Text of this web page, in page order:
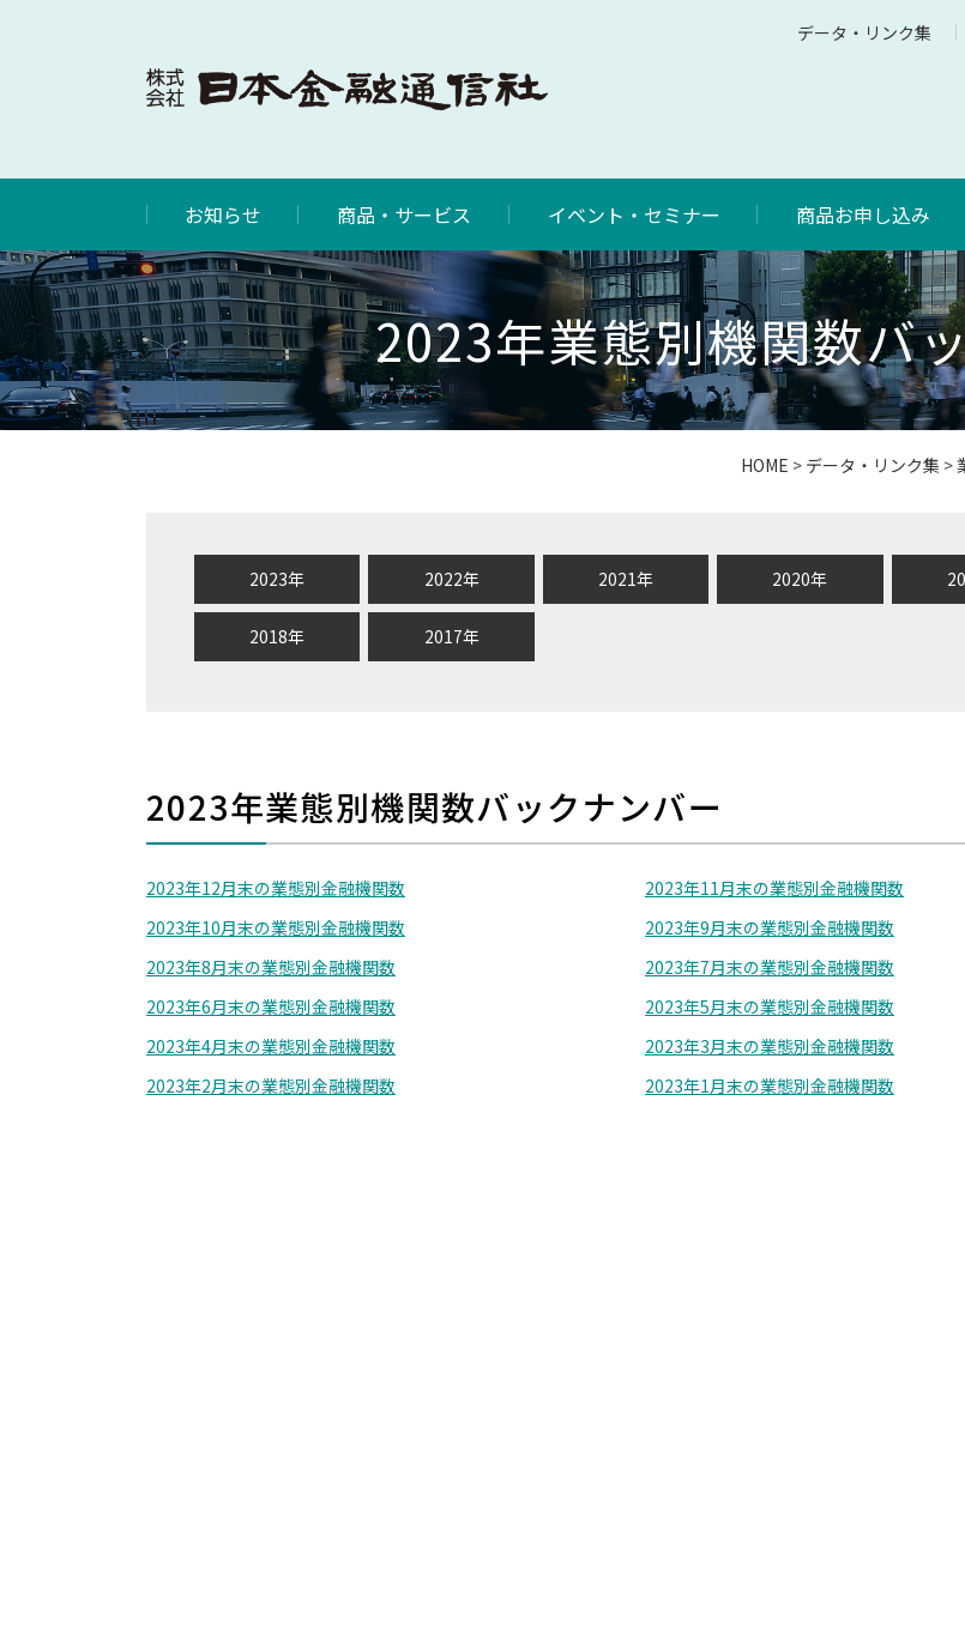
データ・リンク集
お知らせ 商品・サービス イベント・セミナー 商品お申し込み
2023年業態別機関数バ
HOME > データ・リンク集 >
2023年 2022年 2021年 2020年
2018年 2017年
2023年業態別機関数バックナンバー
2023年12月末の業態別金融機関数
2023年11月末の業態別金融機関数
2023年10月末の業態別金融機関数
2023年9月末の業態別金融機関数
2023年8月末の業態別金融機関数
2023年7月末の業態別金融機関数
2023年6月末の業態別金融機関数
2023年5月末の業態別金融機関数
2023年4月末の業態別金融機関数
2023年3月末の業態別金融機関数
2023年2月末の業態別金融機関数
2023年1月末の業態別金融機関数